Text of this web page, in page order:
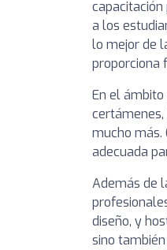
a los
lo mejor de
proporciona
En el
certámenes,
mucho más.
adecuada
Además de
diseño, y
sino